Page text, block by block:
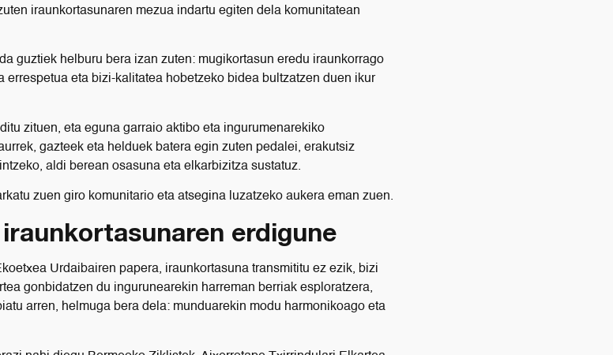
iraunkortasunaren mezua indartu egiten dela komunitatean
guztiek helburu bera izan zuten: mugikortasun eredu iraunkorrago
errespetua eta bizi-kalitatea hobetzeko bidea bultzatzen duen ikur
zituen, eta eguna garraio aktibo eta ingurumenarekiko
gazteek eta helduek batera egin zuten pedalei, erakutsiz
aldi berean osasuna eta elkarbizitza sustatuz.
zuen giro komunitario eta atsegina luzatzeko aukera eman zuen.
erdigune
Urdaibairen papera, iraunkortasuna transmititu ez ezik, bizi
gonbidatzen du ingurunearekin harreman berriak esploratzera,
arren, helmuga bera dela: munduarekin modu harmonikoago eta